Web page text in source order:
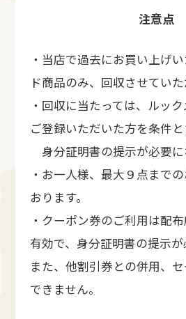
注意点
・当店で過去にお買い上げ
ド商品のみ、回収させていた
・回収に当たっては、ルッ
ご登録いただいた方を条件と
身分証明書の提示が必要に
・お一人様、最大９点まで
おります。
・クーポン券のご利用は配
有効で、身分証明書の提示が
また、他割引券との併用、
できません。